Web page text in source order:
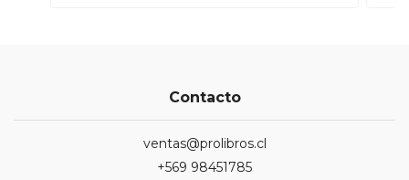
Contacto
ventas@prolibros.cl
+569 98451785